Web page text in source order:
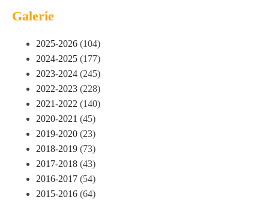
Galerie
2025-2026 (104)
2024-2025 (177)
2023-2024 (245)
2022-2023 (228)
2021-2022 (140)
2020-2021 (45)
2019-2020 (23)
2018-2019 (73)
2017-2018 (43)
2016-2017 (54)
2015-2016 (64)